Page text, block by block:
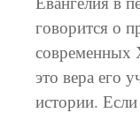
говорится о
современных
это вера его
истории. Если